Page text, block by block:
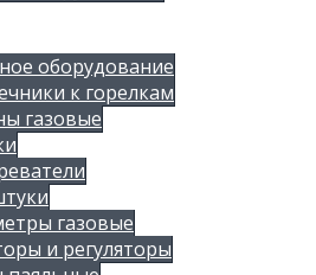
оборудование
к горелкам
газовые
газовые
и регуляторы